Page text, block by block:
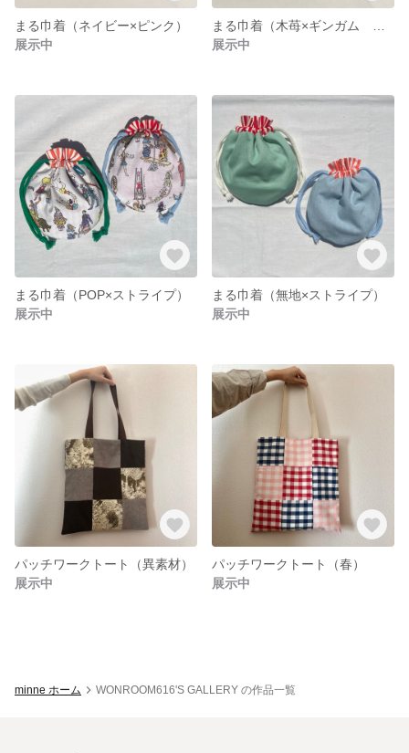
まる巾着（ネイビー×ピンク）
展示中
展示中
まる巾着（POP×ストライプ）
展示中
まる巾着（無地×ストライプ）
展示中
パッチワークトート（異素材）
展示中
パッチワークトート（春）
展示中
minne ホーム WONROOM616'S GALLERY の作品一覧